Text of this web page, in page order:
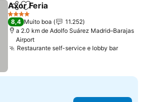
PartilharAdicionar aos favoritos
Axor Feria
4 Estrelas
8,4 Muito boa
11.252
a 2.0 km de Adolfo Suárez Madrid–Barajas
Airport
Restaurante self-service e lobby barVer